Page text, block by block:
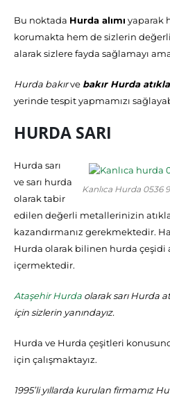
Bu noktada Hurda alımı yaparak
korumakta hem de sizlerin
alarak sizlere fayda sağlamayı
Hurda bakırve bakır Hurda
yerinde tespit yapmamızı
HURDA SARI
Kanlıca Hurda 0536
Hurda sarı
ve sarı hurda
olarak tabir
edilen değerli metallerinizin
kazandırmanız gerekmektedir.
Hurda olarak bilinen hurda çeşidi
içermektedir.
Ataşehir Hurda olarak sarı Hurda
için sizlerin yanındayız.
Hurda ve Hurda çeşitleri
için çalışmaktayız.
1995’li yıllarda kurulan firmamız